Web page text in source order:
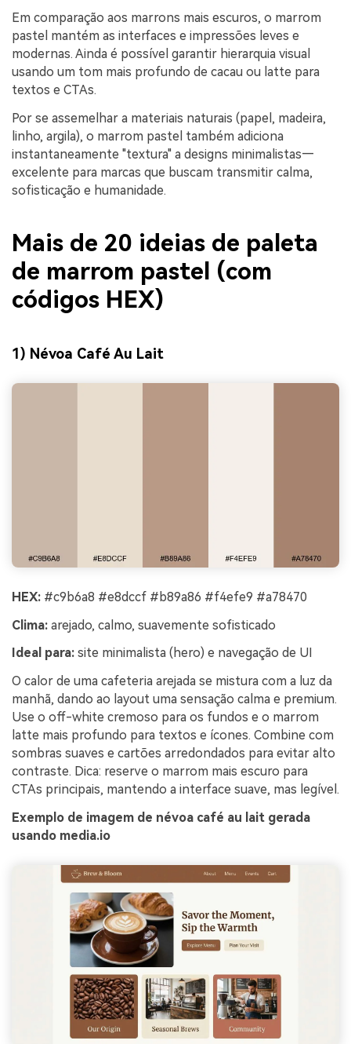
Em comparação aos marrons mais escuros, o marrom
pastel mantém as interfaces e impressões leves e
modernas. Ainda é possível garantir hierarquia visual
usando um tom mais profundo de cacau ou latte para
textos e CTAs.
Por se assemelhar a materiais naturais (papel, madeira,
linho, argila), o marrom pastel também adiciona
instantaneamente "textura" a designs minimalistas—
excelente para marcas que buscam transmitir calma,
sofisticação e humanidade.
Mais de 20 ideias de paleta
de marrom pastel (com
códigos HEX)
1) Névoa Café Au Lait
HEX: #c9b6a8 #e8dccf #b89a86 #f4efe9 #a78470
Clima: arejado, calmo, suavemente sofisticado
Ideal para: site minimalista (hero) e navegação de UI
O calor de uma cafeteria arejada se mistura com a luz da
manhã, dando ao layout uma sensação calma e premium.
Use o off-white cremoso para os fundos e o marrom
latte mais profundo para textos e ícones. Combine com
sombras suaves e cartões arredondados para evitar alto
contraste. Dica: reserve o marrom mais escuro para
CTAs principais, mantendo a interface suave, mas legível.
Exemplo de imagem de névoa café au lait gerada
usando media.io